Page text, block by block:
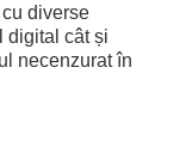
diverse
digital cât și
necenzurat în